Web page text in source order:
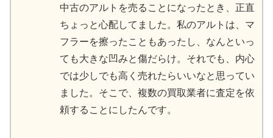
中古のアルトを売ることになったとき、正直
ちょっと心配してました。私のアルトは、マ
フラーを擦ったこともあったし、なんといっ
ても大きな凹みと傷だらけ。それでも、内心
では少しでも高く売れたらいいなと思ってい
ました。そこで、複数の買取業者に査定を依
頼することにしたんです。